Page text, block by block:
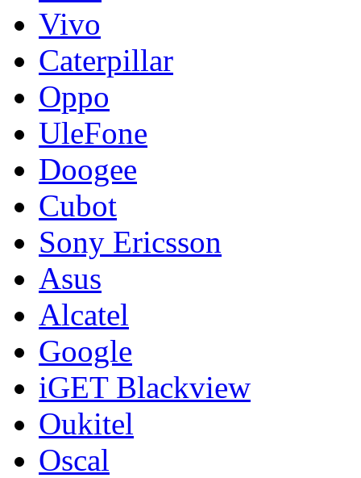
Vivo
Caterpillar
Oppo
UleFone
Doogee
Cubot
Sony Ericsson
Asus
Alcatel
Google
iGET Blackview
Oukitel
Oscal